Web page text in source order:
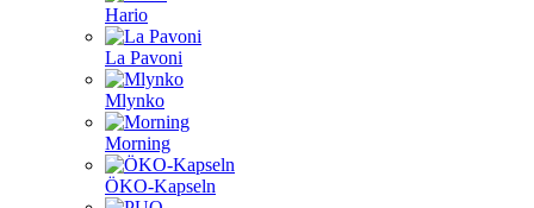
Hario
La Pavoni
Mlynko
Morning
ÖKO-Kapseln